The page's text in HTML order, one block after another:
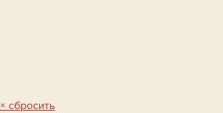
× сбросить